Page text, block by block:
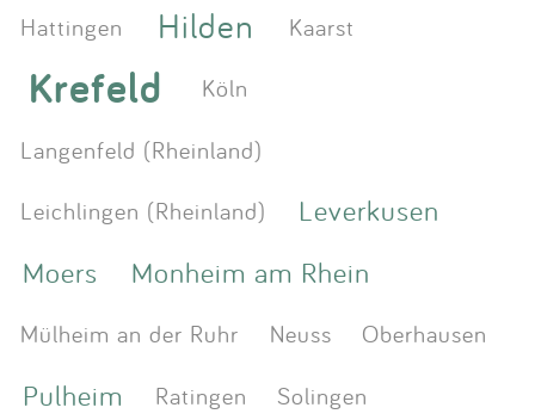
Hattingen
Hilden Kaarst
Krefeld
Köln
Langenfeld (Rheinland)
Leichlingen (Rheinland)
Leverkusen
Moers
Monheim am Rhein
Mülheim an der Ruhr Neuss Oberhausen
Pulheim Ratingen Solingen